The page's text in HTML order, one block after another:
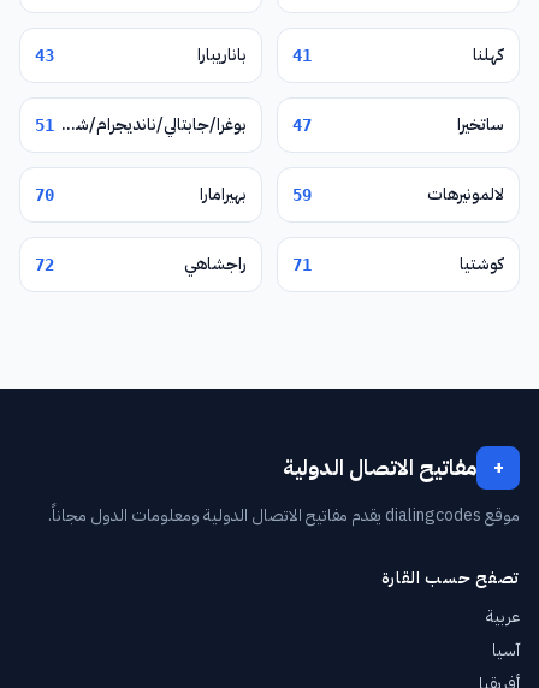
كهلنا 41 باناريبارا 43
ساتخيرا 47 بوغرا/جابتالي/نانديجرام/شيربور 51
لالمونيرهات 59 بهيرامارا 70
كوشتيا 71 راجشاهي 72
+ مفاتيح الاتصال الدولية
موقع dialingcodes يقدم مفاتيح الاتصال الدولية ومعلومات الدول مجاناً.
تصفح حسب القارة
عربية
آسيا